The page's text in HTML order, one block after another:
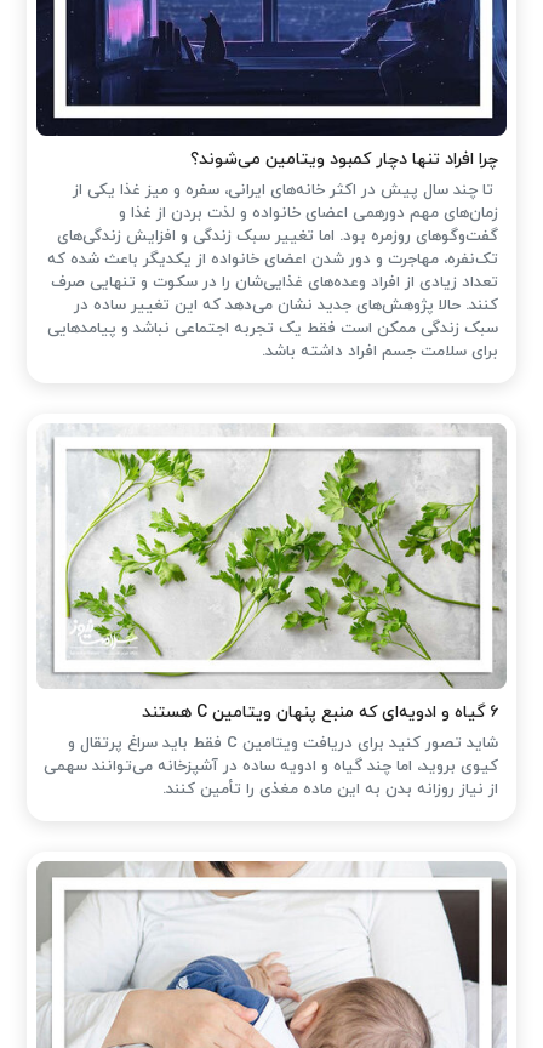
چرا افراد تنها دچار کمبود ویتامین می‌شوند؟
تا چند سال پیش در اکثر خانه‌های ایرانی، سفره و میز غذا یکی از
زمان‌های مهم دورهمی اعضای خانواده و لذت بردن از غذا و
گفت‌وگوهای روزمره بود. اما تغییر سبک زندگی و افزایش زندگی‌های
تک‌نفره، مهاجرت و دور شدن اعضای خانواده از یکدیگر باعث شده که
تعداد زیادی از افراد وعده‌های غذایی‌شان را در سکوت و تنهایی صرف
کنند. حالا پژوهش‌های جدید نشان می‌دهد که این تغییر ساده در
سبک زندگی ممکن است فقط یک تجربه اجتماعی نباشد و پیامدهایی
برای سلامت جسم افراد داشته باشد.
۶ گیاه و ادویه‌ای که منبع پنهان ویتامین C هستند
شاید تصور کنید برای دریافت ویتامین C فقط باید سراغ پرتقال و
کیوی بروید، اما چند گیاه و ادویه ساده در آشپزخانه می‌توانند سهمی
از نیاز روزانه بدن به این ماده مغذی را تأمین کنند.